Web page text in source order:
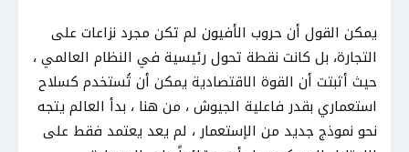
يمكن القول أن حروب الأفيون لم تكن مجرد نزاعات على
التجارة، بل كانت نقطة تحول رئيسية في النظام العالمي ،
حيث أثبتت أن القوة الاقتصادية يمكن أن تُستخدم كسلاح
استعماري بقدر فاعلية الجيوش ، من هنا ، بدأ العالم يتجه
نحو نموذج جديد من الإستعمار ، لم يعد يعتمد فقط على